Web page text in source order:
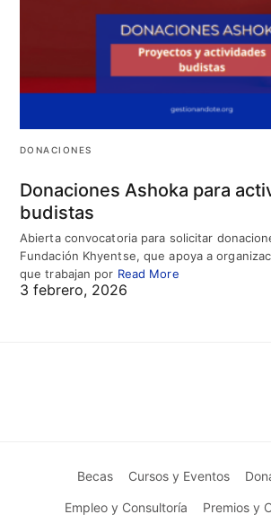
DONACIONES
Donaciones Ashoka para
budistas
Abierta convocatoria para solicitar
Fundación Khyentse, que apoya a
que trabajan por Read More
3 febrero, 2026
Becas Cursos y Eventos
Empleo y Consultoría Premios y